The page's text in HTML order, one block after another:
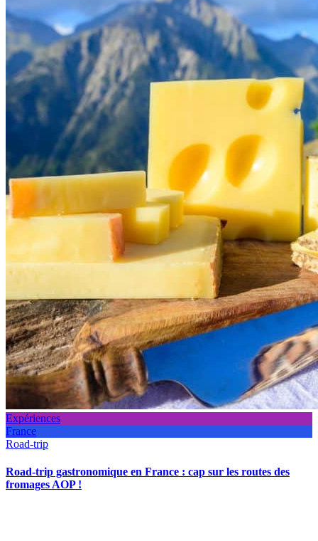
Expériences
France
Road-trip
Road-trip gastronomique en France : cap sur les routes des
fromages AOP !